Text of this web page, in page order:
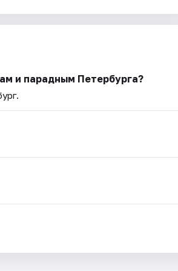
и парадным Петербурга?